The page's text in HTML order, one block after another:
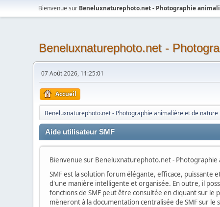
Bienvenue sur Beneluxnaturephoto.net - Photographie
Beneluxnaturephoto.net -
07 Août 2026, 11:25:01
Accueil
Beneluxnaturephoto.net - Photographie animalière et de nature
Aide utilisateur SMF
Bienvenue sur Beneluxnaturephoto.net - Photographie
SMF est la solution forum élégante, efficace, puissante
d'une manière intelligente et organisée. En outre, il
fonctions de SMF peut être consultée en cliquant sur
mèneront à la documentation centralisée de SMF sur le